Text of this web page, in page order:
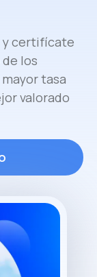
y certifícate
los
tasa
valorado